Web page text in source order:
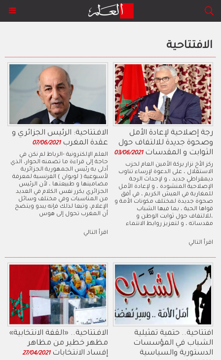
الافتتاحية
الافـتتاحية: الرئيس الجزائري و
عقدة المغرب 07/06/2021
العلم الإلكترونية -الرباط لم نكن في
حاجة إلى قراءة ما تضمنه الحوار، الذي
أدلى به رئيس الجمهورية الجزائرية
لأسبوعية ( لوبوان ) الفرنسية لمعرفة
مضامينها و طبيعتها ، لأن الرئيس
الجزائري يكرر نفس الكلام في العديد
من المناسبات وفي مختلف وسائل
الإعلام، وتبعا لذلك فإنه يبدو ويتضح
أن المغرب تحول إلى هوس
اقرأ التالي
رجة إصلاحية لإعادة الأمل
وصحوة جديدة للالتفاف حول
الثوابت و المقدسات 03/06/2021
ركز الأخ نزار بركة الأمين العام لحزب
الاستقلال ، على الدعوة لإرساء تناوب
ديمقراطي جديد ، و لإحداث الرجة
الإصلاحية المنشودة ، و لإعادة الأمل
للمغاربة في العيش الكريم ، في أفق
صحوة جديدة لمختلف مكونات الأمة و
قواها الحية ، بما فيها الشباب
،للالتفاف حول ثوابت الوطن و
مقدساته ، و لتعزيز روابط الانتماء
اقرأ التالي
الافـتتاحية.. «القفة الانتخابية»
مظهر خطير من مظاهر
إفساد الانتخابات 27/04/2021
افتتاحية.. حتمية تمثيلية
الشباب في المؤسسات
الدستورية والسياسية